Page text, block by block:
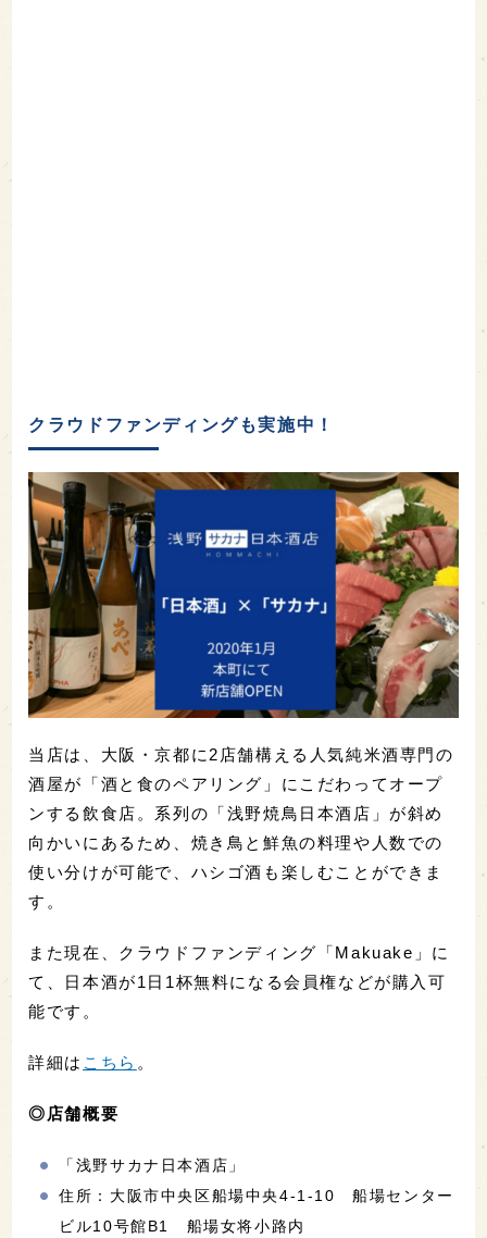
クラウドファンディングも実施中！
当店は、大阪・京都に2店舗構える人気純米酒専門の
酒屋が「酒と食のペアリング」にこだわってオープ
ンする飲食店。系列の「浅野焼鳥日本酒店」が斜め
向かいにあるため、焼き鳥と鮮魚の料理や人数での
使い分けが可能で、ハシゴ酒も楽しむことができま
す。
また現在、クラウドファンディング「Makuake」に
て、日本酒が1日1杯無料になる会員権などが購入可
能です。
詳細は こちら 。
◎店舗概要
「浅野サカナ日本酒店」
住所：大阪市中央区船場中央4-1-10 船場センター
ビル10号館B1 船場女将小路内